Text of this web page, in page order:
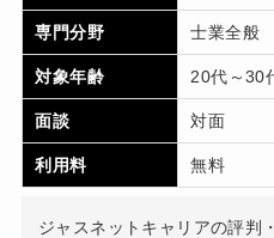
専門分野 士業全般
対象年齢 20代～30
面談 対面
利用料 無料
ジャスネットキャリアの評判